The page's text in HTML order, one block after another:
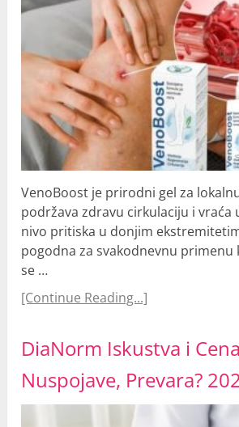
VenoBoost je prirodni gel za
podržava zdravu cirkulaciju i vraća
nivo pritiska u donjim
pogodna za svakodnevnu primenu
se …
[Continue Reading...]
DiaNorm Iskustva i
Nuspojave, Prevara?